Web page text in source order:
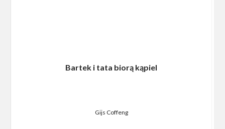
Bartek i tata biorą kąpiel
Gijs Coffeng